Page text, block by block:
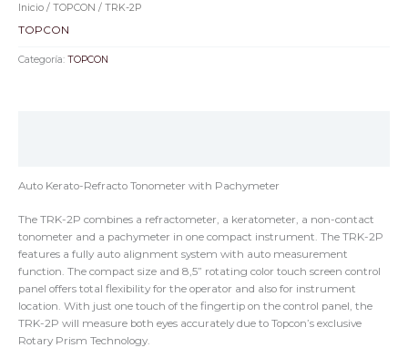
Inicio / TOPCON / TRK-2P
TOPCON
Categoría: TOPCON
Auto Kerato-Refracto Tonometer with Pachymeter
The TRK-2P combines a refractometer, a keratometer, a non-contact
tonometer and a pachymeter in one compact instrument. The TRK-2P
features a fully auto alignment system with auto measurement
function. The compact size and 8,5” rotating color touch screen control
panel offers total flexibility for the operator and also for instrument
location. With just one touch of the fingertip on the control panel, the
TRK-2P will measure both eyes accurately due to Topcon’s exclusive
Rotary Prism Technology.